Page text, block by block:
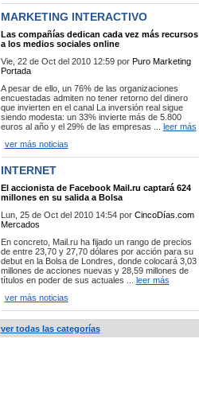
MARKETING INTERACTIVO
Las compañías dedican cada vez más recursos
a los medios sociales online
Vie, 22 de Oct del 2010 12:59 por Puro Marketing
Portada
A pesar de ello, un 76% de las organizaciones
encuestadas admiten no tener retorno del dinero
que invierten en el canal La inversión real sigue
siendo modesta: un 33% invierte más de 5.800
euros al año y el 29% de las empresas ... leer más
ver más noticias
INTERNET
El accionista de Facebook Mail.ru captará 624
millones en su salida a Bolsa
Lun, 25 de Oct del 2010 14:54 por CincoDías.com
Mercados
En concreto, Mail.ru ha fijado un rango de precios
de entre 23,70 y 27,70 dólares por acción para su
debut en la Bolsa de Londres, donde colocará 3,03
millones de acciones nuevas y 28,59 millones de
títulos en poder de sus actuales ... leer más
ver más noticias
ver todas las categorías